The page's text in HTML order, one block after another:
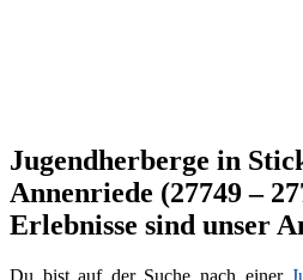
Jugendherberge in
Annenriede (27749 –
Erlebnisse sind unser
Du bist auf der Suche nach einer